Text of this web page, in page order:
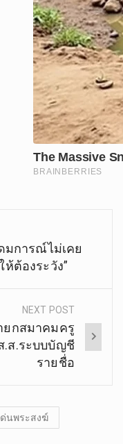
มการณ์ไม่เคย
ต้องระวัง”
NEXT POST
ยกสมาคมครู
.ส.ระบบบัญชี
รายชื่อ
นพระสงฆ์